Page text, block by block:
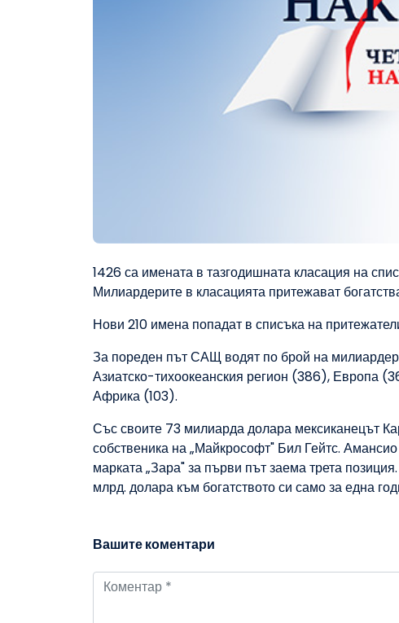
1426 са имената в тазгодишната класация на
Милиардерите в класацията притежават
Нови 210 имена попадат в списъка на
За пореден път САЩ водят по брой на
Азиатско-тихоокеанския регион (386), Европа
Африка (103).
Със своите 73 милиарда долара мексиканецът
собственика на „Майкрософт" Бил Гейтс.
марката „Зара" за първи път заема трета
млрд. долара към богатството си само за една
Вашите коментари